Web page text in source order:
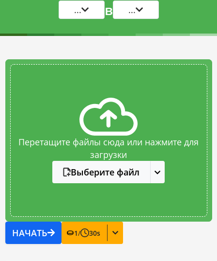
... в ...
Перетащите файлы сюда или нажмите для
загрузки
Выберите файл
НАЧАТЬ 1/ 30s